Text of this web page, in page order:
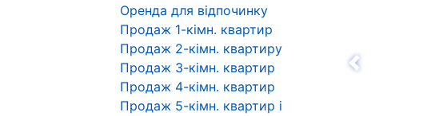
Назад
Оренда для відпочинку
Продаж 1-кімн. квартир
Продаж 2-кімн. квартиру
Продаж 3-кімн. квартир
Продаж 4-кімн. квартир
Продаж 5-кімн. квартир і